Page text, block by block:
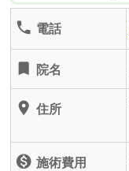
phone 電話
turned_in 院名
location_on 住所
monetization_on 施術費用